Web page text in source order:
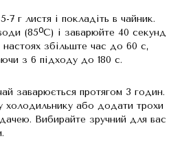
7 г листя і покладіть в чайник.
(85ᴼС) і заварюйте 40 секунд
збільште час до 60 с,
з 6 підходу до 180 с.
заварюється протягом 3 годин.
холодильнику або додати трохи
Вибирайте зручний для вас